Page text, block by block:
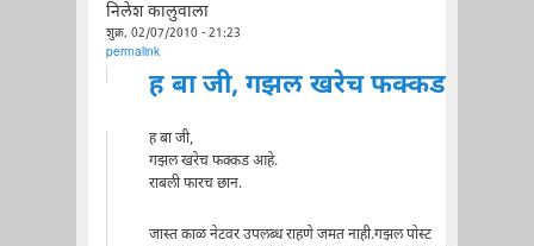
निलेश कालुवाला
शुक्र, 02/07/2010 - 21:23
permalink
ह बा जी, गझल खरेच फक्कड
ह बा जी,
गझल खरेच फक्कड आहे.
राबली फारच छान.
जास्त काळ नेटवर उपलब्ध राहणे जमत नाही.गझल पोस्ट